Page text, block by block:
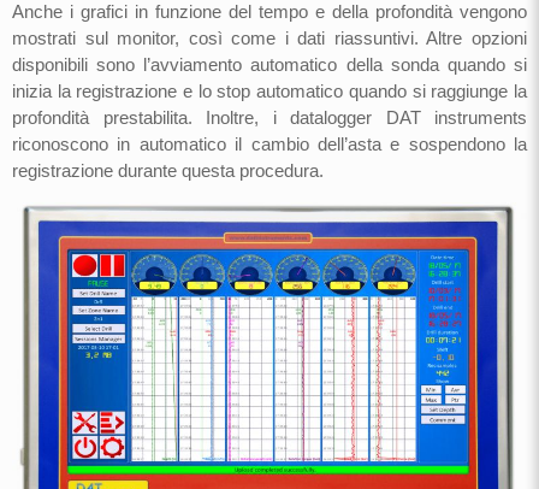
Anche i grafici in funzione del tempo e della profondità vengono
mostrati sul monitor, così come i dati riassuntivi. Altre opzioni
disponibili sono l’avviamento automatico della sonda quando si
inizia la registrazione e lo stop automatico quando si raggiunge la
profondità prestabilita. Inoltre, i datalogger DAT instruments
riconoscono in automatico il cambio dell’asta e sospendono la
registrazione durante questa procedura.